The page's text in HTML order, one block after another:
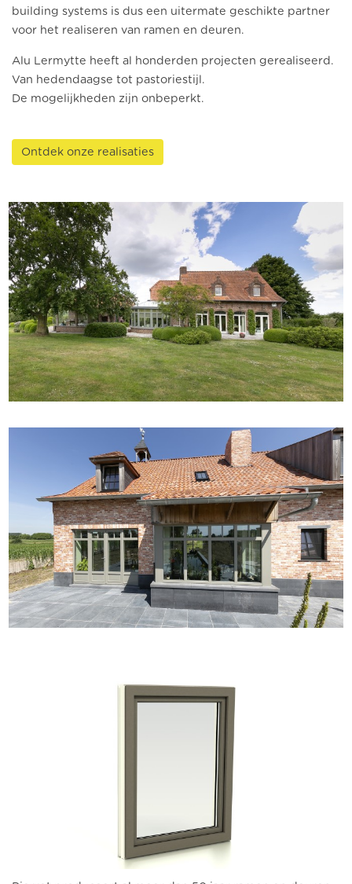
building systems is dus een uitermate geschikte partner
voor het realiseren van ramen en deuren.
Alu Lermytte heeft al honderden projecten gerealiseerd.
Van hedendaagse tot pastoriestijl.
De mogelijkheden zijn onbeperkt.
Ontdek onze realisaties